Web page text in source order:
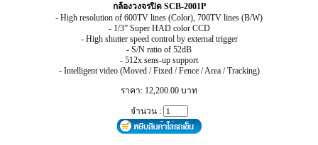
กล้องวงจรปิด SCB-2001P
- High resolution of 600TV lines (Color), 700TV lines (B/W)
- 1/3” Super HAD color CCD
- High shutter speed control by external trigger
- S/N ratio of 52dB
- 512x sens-up support
- Intelligent video (Moved / Fixed / Fence / Area / Tracking)
ราคา: 12,200.00 บาท
จำนวน :